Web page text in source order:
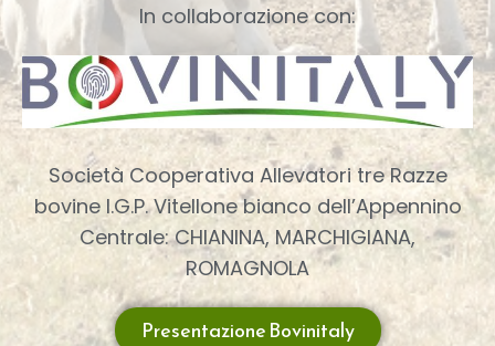
In collaborazione con:
Società Cooperativa Allevatori tre Razze
bovine I.G.P. Vitellone bianco dell’Appennino
Centrale: CHIANINA, MARCHIGIANA,
ROMAGNOLA
Presentazione Bovinitaly